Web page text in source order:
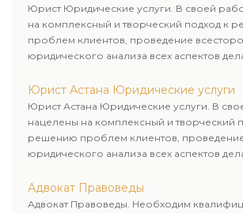
Юрист Юридические услуги. В своей
на комплексный и творческий подход к
проблем клиентов, проведение
юридического анализа всех аспектов
Юрист Астана Юридические услуги
Юрист Астана Юридические услуги. В
нацелены на комплексный и творческий
решению проблем клиентов,
юридического анализа всех аспектов
Адвокат Правоведы
Адвокат Правоведы. Необходим